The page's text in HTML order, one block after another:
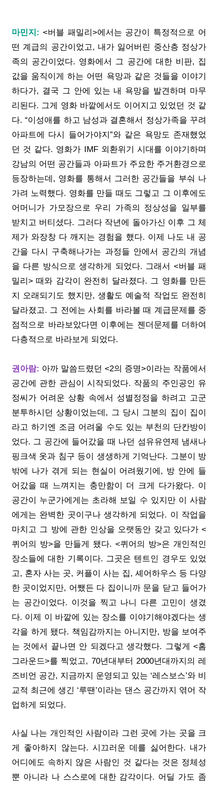
마민지: <버블 패밀리>에서는 공간이 특정적으로 어
떤 계급의 공간이었고, 내가 잃어버린 중산층 정상가
족의 공간이었다. 영화에서 그 공간에 대한 비판, 집
값을 움직이게 하는 어떤 욕망과 같은 것들을 이야기
하다가, 결국 그 안에 있는 내 욕망을 발견하며 마무
리된다. 그게 영화 바깥에서도 이어지고 있었던 것 같
다. “이성애를 하고 남성과 결혼해서 정상가족을 꾸려
아파트에 다시 들어가야지”와 같은 욕망도 존재했었
던 것 같다. 영화가 IMF 외환위기 시대를 이야기하며
강남의 어떤 공간들과 아파트가 주요한 주거환경으로
등장하는데, 영화를 통해서 그러한 공간들을 부숴 나
가려 노력했다. 영화를 만들 때도 그렇고 그 이후에도
어머니가 가모장으로 우리 가족의 정상성을 일부를
받치고 버티셨다. 그러다 작년에 돌아가신 이후 그 체
제가 와장창 다 깨지는 경험을 했다. 이제 나도 내 공
간을 다시 구축해나가는 과정들 안에서 공간의 개념
을 다른 방식으로 생각하게 되었다. 그래서 <버블 패
밀리> 때와 감각이 완전히 달라졌다. 그 영화를 만든
지 오래되기도 했지만, 생활도 예술적 작업도 완전히
달라졌고. 그 전에는 사회를 바라볼 때 계급문제를 중
점적으로 바라보았다면 이후에는 젠더문제를 더하여
다층적으로 바라보게 되었다.
권아람: 아까 말씀드렸던 <2의 증명>이라는 작품에서
공간에 관한 관심이 시작되었다. 작품의 주인공인 유
정씨가 어려운 상황 속에서 성별정정을 하려고 고군
분투하시던 상황이었는데, 그 당시 그분의 집이 집이
라고 하기엔 조금 어려울 수도 있는 부천의 단칸방이
었다. 그 공간에 들어갔을 때 나던 섬유유연제 냄새나
핑크색 옷과 침구 등이 생생하게 기억난다. 그분이 방
밖에 나가 겪게 되는 현실이 어려웠기에, 방 안에 들
어갔을 때 느껴지는 충만함이 더 크게 다가왔다. 이
공간이 누군가에게는 초라해 보일 수 있지만 이 사람
에게는 완벽한 곳이구나 생각하게 되었다. 이 작업을
마치고 그 방에 관한 인상을 오랫동안 갖고 있다가 <
퀴어의 방>을 만들게 됐다. <퀴어의 방>은 개인적인
장소들에 대한 기록이다. 그곳은 텐트인 경우도 있었
고, 혼자 사는 곳, 커플이 사는 집, 셰어하우스 등 다양
한 곳이었지만, 어쨌든 다 집이니까 문을 닫고 들어가
는 공간이었다. 이것을 찍고 나니 다른 고민이 생겼
다. 이제 이 바깥에 있는 장소를 이야기해야겠다는 생
각을 하게 됐다. 책임감까지는 아니지만, 방을 보여주
는 것에서 끝나면 안 되겠다고 생각했다. 그렇게 <홈
그라운드>를 찍었고, 70년대부터 2000년대까지의 레
즈비언 공간, 지금까지 운영되고 있는 ‘레스보스’와 비
교적 최근에 생긴 ‘루땐’이라는 댄스 공간까지 엮어 작
업하게 되었다.
사실 나는 개인적인 사람이라 그런 곳에 가는 곳을 크
게 좋아하지 않는다. 시끄러운 데를 싫어한다. 내가
어디에도 속하지 않은 사람인 것 같다는 것은 정체성
뿐 아니라 나 스스로에 대한 감각이다. 어딜 가도 좀